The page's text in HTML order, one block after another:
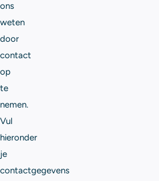
ons
weten
door
contact
op
te
nemen.
Vul
hieronder
je
contactgegevens